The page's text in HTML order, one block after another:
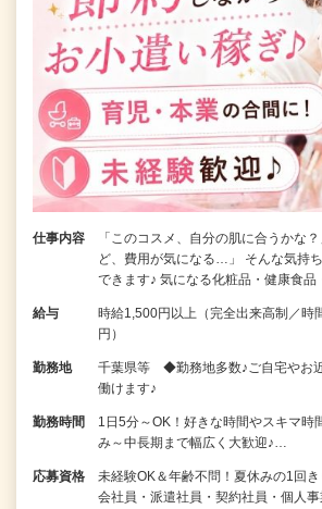
仕事内容
「このコスメ、自分の肌に合うかな
ど、費用が気になる…」 そんな気持
できます♪ 気になる化粧品・健康食
給与
時給1,500円以上（完全出来高制／時
円）
勤務地
千葉県等 ◆勤務地多数♪ご自宅やお
働けます♪
勤務時間
1日5分～OK！好きな時間やスキマ
み～中長期まで幅広く大歓迎♪…
応募資格
未経験OK＆年齢不問！夏休みの1回
会社員・派遣社員・契約社員・個人